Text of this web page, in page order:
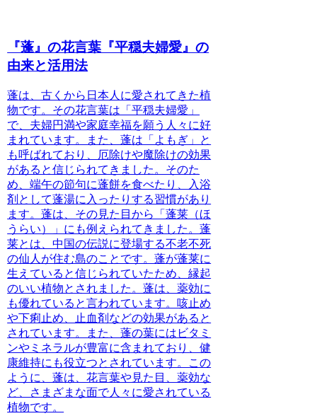
『蓬』の花言葉『平穏夫婦愛』の
由来と活用法
蓬は、古くから日本人に愛されてきた植
物です。その花言葉は「平穏夫婦愛」
で、夫婦円満や家庭幸福を願う人々に好
まれています。また、蓬は「よもぎ」と
も呼ばれており、厄除けや魔除けの効果
があると信じられてきました。そのた
め、端午の節句に蓬餅を食べたり、入浴
剤として蓬湯に入ったりする習慣があり
ます。蓬は、その見た目から「蓬莱（ほ
うらい）」にも例えられてきました。蓬
莱とは、中国の伝説に登場する不老不死
の仙人が住む島のことです。蓬が蓬莱に
生えていると信じられていたため、縁起
のいい植物とされました。蓬は、薬効に
も優れていると言われています。咳止め
や下痢止め、止血剤などの効果があると
されています。また、蓬の葉にはビタミ
ンやミネラルが豊富に含まれており、健
康維持にも役立つとされています。この
ように、蓬は、花言葉や見た目、薬効な
ど、さまざまな面で人々に愛されている
植物です。